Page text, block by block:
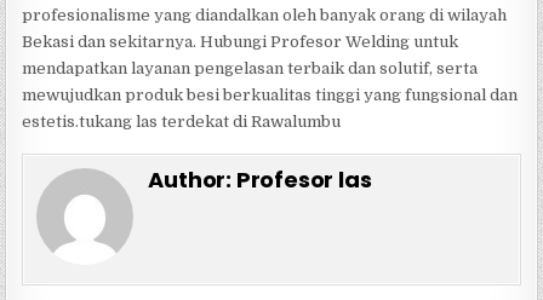
profesionalisme yang diandalkan oleh banyak orang di wilayah
Bekasi dan sekitarnya. Hubungi Profesor Welding untuk
mendapatkan layanan pengelasan terbaik dan solutif, serta
mewujudkan produk besi berkualitas tinggi yang fungsional dan
estetis.tukang las terdekat di Rawalumbu
Author: Profesor las